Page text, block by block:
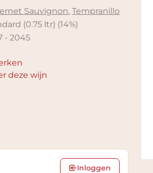
Sauvignon,Tempranillo
(0.75 ltr) (14%)
-2045
deze wijn
Inloggen